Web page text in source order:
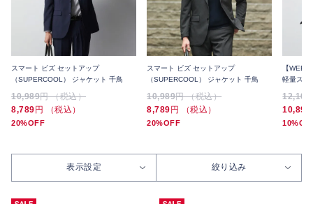
スマート ビズ セットアップ
（SUPERCOOL） ジャケット 千鳥
10,989円 （税込）
8,789 円 （税込）
20%OFF
スマート ビズ セットアップ
（SUPERCOOL） ジャケット 千鳥
10,989円 （税込）
8,789 円 （税込）
20%OFF
【WEB
軽量スト
12,100
10,890
表示設定 絞り込み